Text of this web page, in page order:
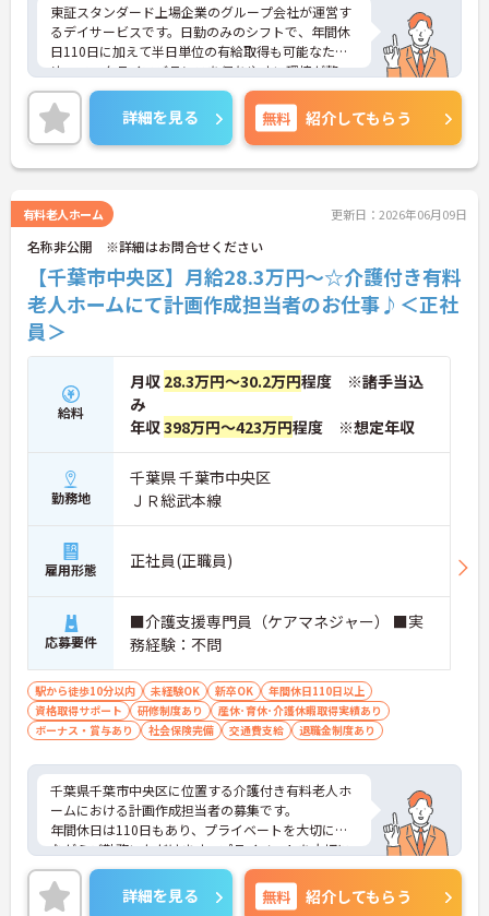
東証スタンダード上場企業のグループ会社が運営す
るデイサービスです。日勤のみのシフトで、年間休
日110日に加えて半日単位の有給取得も可能なた
め、ワークライフバランスを保ちやすい環境が整っ
ています。業務面では、浴室のリフト設備導入や安
全装備付きの送迎車など、身体的・精神的な負担を
軽減する設備が充実しています。お子様の成長に合
わせて最大130万円が支給されるライフイベント手
当や、退職金制度、65歳定年制など、大手グループ
た、独自の社内認定資格制度や明確な人事評価基準
が設けられており、経験を活かして将来的には副所
長や所長へのステップアップも目指せます。入社後
のOJTや毎月のコンディションチェックなどフォロ
ー体制も手厚く、腰を据えて長く活躍していただけ
ます。
★おすすめPOINT★
・お子様の成長に合わせて最大130万円のライフイ
ベント手当があります
・退職金制度や65歳定年制など長期就業を支える制
度が充実しています
件面が整っています
【身体負担を抑えた安心の就業環境】
・夜勤のないデイサービスで生活リズムを崩さずに
勤務できます
・浴室にはリフト設備が完備されており身体への負
担を軽減しています
・送迎車両には衝突防止装置やカーナビが搭載され
ており運転も安心です
【明確な評価制度と手厚いサポート体制】
・独自の社内認定資格制度がありスキルアップが評
価に直結します
・明確な人事評価基準に基づき副所長や所長へのキ
・入社後のOJTや毎月のコンディションチェックな
どサポートが手厚いです
詳細を見る 無料 紹介してもらう
有料老人ホーム 更新日：2026年06月09日
名称非公開 ※詳細はお問合せください
【千葉市中央区】月給28.3万円～☆介護付き有料
老人ホームにて計画作成担当者のお仕事♪＜正社
員＞
給料
月収 28.3万円～30.2万円程度 ※諸手当込
み
年収398万円～423万円程度 ※想定年収
勤務地
千葉県 千葉市中央区
ＪＲ総武本線
雇用形態 正社員(正職員)
応募要件
■介護支援専門員（ケアマネジャー） ■実
務経験：不問
駅から徒歩10分以内 未経験OK 新卒OK
年間休日110日以上
資格取得サポート
研修制度あり
産休･育休･介護休暇取得実績あり
ボーナス・賞与あり
社会保険完備 交通費支給 退職金制度あり
千葉県千葉市中央区に位置する介護付き有料老人ホ
ームにおける計画作成担当者の募集です。
年間休日は110日もあり、プライベートを大切にし
ながらご勤務いただけます。プライベートを大切に
しながらご勤務いただけます。また、福利厚生が充
実しています。働きやすい環境が整っていおり、安
心して長くご勤務いただけます。
詳細を見る 無料 紹介してもらう